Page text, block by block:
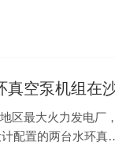
真空泵机组在
最大火力发电厂
计配置的两台水环